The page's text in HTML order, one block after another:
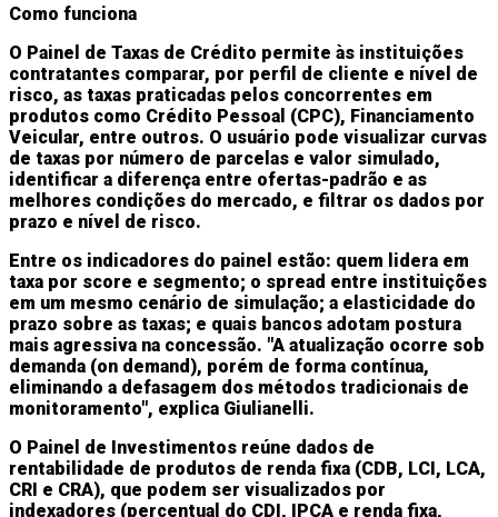
Como funciona
O Painel de Taxas de Crédito permite às instituições
contratantes comparar, por perfil de cliente e nível de
risco, as taxas praticadas pelos concorrentes em
produtos como Crédito Pessoal (CPC), Financiamento
Veicular, entre outros. O usuário pode visualizar curvas
de taxas por número de parcelas e valor simulado,
identificar a diferença entre ofertas-padrão e as
melhores condições do mercado, e filtrar os dados por
prazo e nível de risco.
Entre os indicadores do painel estão: quem lidera em
taxa por score e segmento; o spread entre instituições
em um mesmo cenário de simulação; a elasticidade do
prazo sobre as taxas; e quais bancos adotam postura
mais agressiva na concessão. "A atualização ocorre sob
demanda (on demand), porém de forma contínua,
eliminando a defasagem dos métodos tradicionais de
monitoramento", explica Giulianelli.
O Painel de Investimentos reúne dados de
rentabilidade de produtos de renda fixa (CDB, LCI, LCA,
CRI e CRA), que podem ser visualizados por
indexadores (percentual do CDI, IPCA e renda fixa,